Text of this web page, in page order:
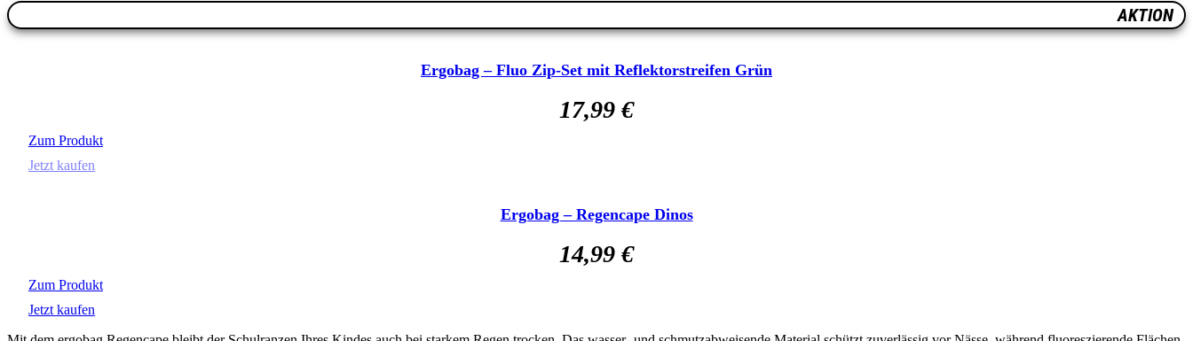
AKTION
Ergobag – Fluo Zip-Set mit Reflektorstreifen Grün
17,99 €
Zum Produkt
Jetzt kaufen
Ergobag – Regencape Dinos
14,99 €
Zum Produkt
Jetzt kaufen